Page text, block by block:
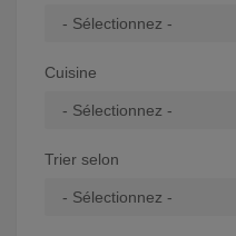
Cuisine
Trier selon